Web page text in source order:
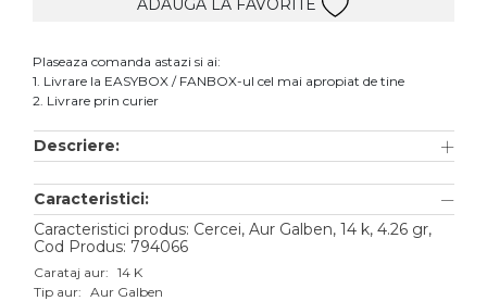
Accesorii
Aur alb
Aur roz
Aur mixt
ADAUGA LA FAVORITE
Plaseaza comanda astazi si ai:
1. Livrare la EASYBOX / FANBOX-ul cel mai apropiat de tine
2. Livrare prin curier
Descriere:
Caracteristici:
Caracteristici produs: Cercei, Aur Galben, 14 k, 4.26 gr,
Cod Produs: 794066
Carataj aur: 14 K
Tip aur: Aur Galben